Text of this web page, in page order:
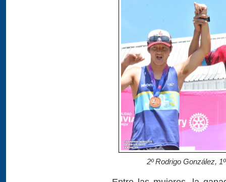
2º Rodrigo González,